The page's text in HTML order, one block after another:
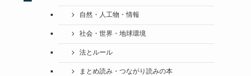
自然・人工物・情報
社会・世界・地球環境
法とルール
まとめ読み・つながり読みの本